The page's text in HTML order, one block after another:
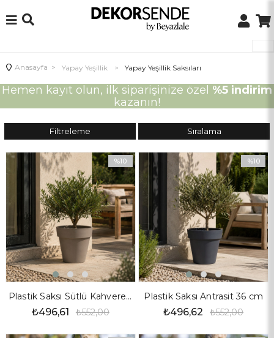
Anasayfa > Yapay Yeşillik > Yapay Yeşillik Saksıları
Hemen kayıt olun, ilk siparişinize özel %5 indirim
kazanın!
Filtreleme Sıralama
Plastik Saksı Sütlü Kahverengi 36 cm
₺496,61 ₺552,00
%10
İndirim
%10İndirim
Plastik Saksı Antrasit 36 cm
₺496,62 ₺552,00
%10
İndirim